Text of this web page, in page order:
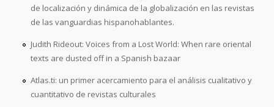
de localización y dinámica de la globalización en las revistas
de las vanguardias hispanohablantes.
Judith Rideout: Voices from a Lost World: When rare oriental
texts are dusted off in a Spanish bazaar
Atlas.ti: un primer acercamiento para el análisis cualitativo y
cuantitativo de revistas culturales